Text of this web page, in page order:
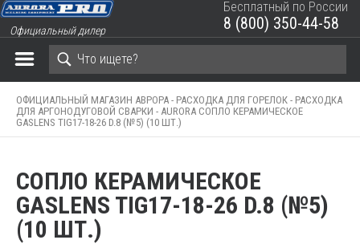
Официальный дилер
Бесплатный по России
8 (800) 350-44-58
ОФИЦИАЛЬНЫЙ МАГАЗИН АВРОРА - РАСХОДКА ДЛЯ ГОРЕЛОК - РАСХОДКА
ДЛЯ АРГОНОДУГОВОЙ СВАРКИ - AURORA СОПЛО КЕРАМИЧЕСКОЕ
GASLENS TIG17-18-26 D.8 (№5) (10 ШТ.)
СОПЛО КЕРАМИЧЕСКОЕ
GASLENS TIG17-18-26 D.8 (№5)
(10 ШТ.)
ЗАКРЫТЬ КОРЗИНУ